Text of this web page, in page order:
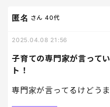
子育ての専門家が言って
ト！
匿名 さん 40代
2025.04.08 21:56
専門家が言ってるけどう